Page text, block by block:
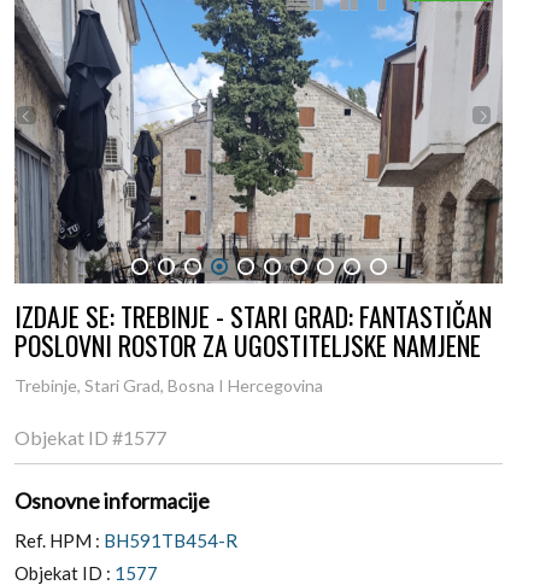
1 2 3 4 5 6 7 8 9 10
IZDAJE SE: TREBINJE - STARI GRAD: FANTASTIČAN
POSLOVNI ROSTOR ZA UGOSTITELJSKE NAMJENE
Trebinje, Stari Grad, Bosna I Hercegovina
Objekat ID #1577
Osnovne informacije
Ref. HPM : BH591TB454-R
Objekat ID : 1577